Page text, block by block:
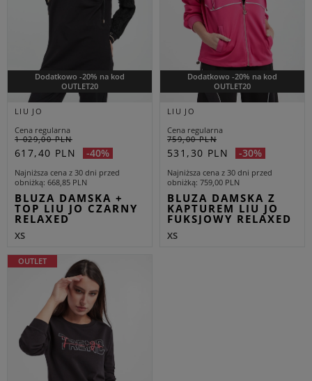
Dodatkowo -20% na kod
OUTLET20
LIU JO
Cena regularna
1 029,00 PLN
617,40 PLN -40%
Najniższa cena z 30 dni przed
obniżką 668,85 PLN
BLUZA DAMSKA +
TOP LIU JO CZARNY
RELAXED
XS
Dodatkowo -20% na kod
OUTLET20
LIU JO
Cena regularna
759,00 PLN
531,30 PLN -30%
Najniższa cena z 30 dni przed
obniżką 759,00 PLN
BLUZA DAMSKA Z
KAPTUREM LIU JO
FUKSJOWY RELAXED
XS
OUTLET